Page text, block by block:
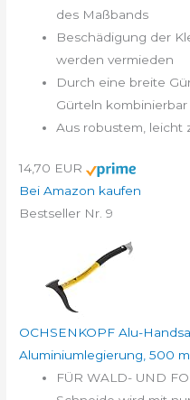
des Maßbands
Beschädigung der
werden vermieden
Durch eine breite
Gürteln kombinierbar
Aus robustem, leicht
14,70 EUR
Bei Amazon kaufen
Bestseller Nr. 9
OCHSENKOPF Alu-
Aluminiumlegierung, 500
FÜR WALD- UND